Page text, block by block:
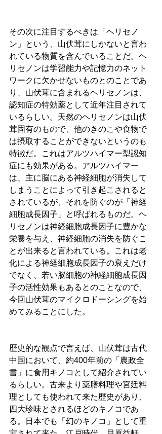
その次に注目するべきは「ヘリセノ
ン」という、山伏茸にしかないと言わ
れている物質を含んでいることだ。ヘ
リセノンは学習能力や記憶力のネット
ワークに欠かせないものとのことであ
り、山伏茸に含まれるヘリセノンは、
認知症の特効薬として近年注目されて
いるらしい。天然のヘリセノンは山伏
茸固有のもので、他のきのこや食物で
は摂取することができないというのも
特徴だ。これはアルツハイマー型認知
症にも効果がある。アルツハイマー
は、主に脳にある神経細胞が消失して
しまうことによって引き起こされると
されているが、それを防ぐのが「神経
細胞成長因子」と呼ばれるものだ。ヘ
リセノンは神経細胞成長因子に豊かな
栄養を与え、神経細胞の消失を防ぐこ
とが出来ると言われている。これは老
化による神経細胞成長因子の衰えだけ
でなく、若い脳細胞の神経細胞成長因
子の活性効果もあるとのことなので、
今回山伏茸のマイクロドーシングを始
めてみることにした。
歴史的な観点で言えば、山伏茸は古代
中国において、約400年前の「農政全
書」に食用キノコとして紹介されてい
るらしい。古来より薬膳料理や宮廷料
理としても使われて来た歴史があり、
四大珍味とされるほどのキノコであ
る。日本でも「幻のキノコ」として重